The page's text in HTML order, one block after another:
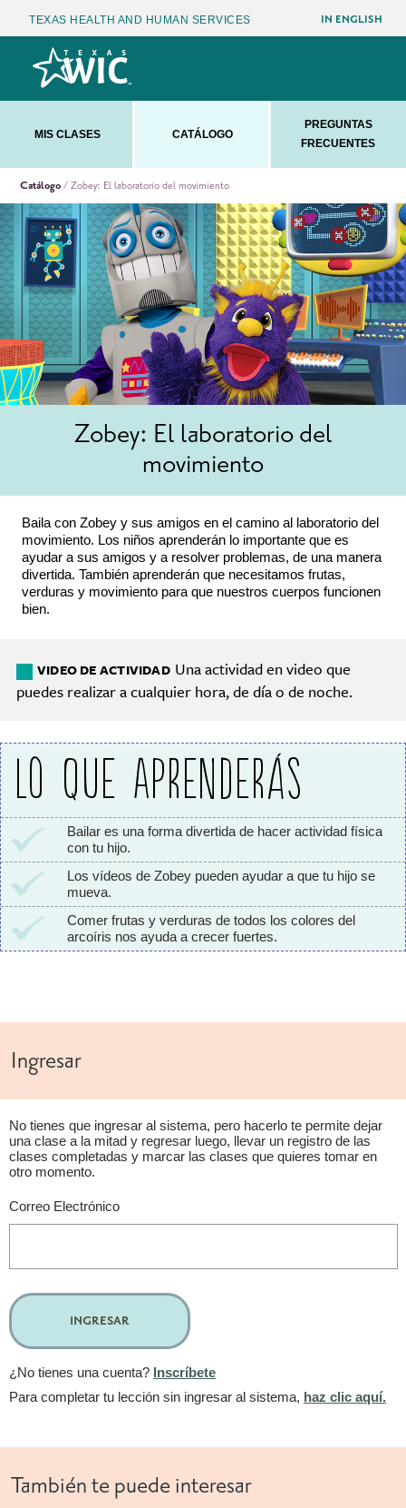
TEXAS HEALTH AND HUMAN SERVICES IN ENGLISH
MIS CLASES CATÁLOGO
PREGUNTAS
FRECUENTES
Catálogo / Zobey: El laboratorio del movimiento
Zobey: El laboratorio del
movimiento
Baila con Zobey y sus amigos en el camino al laboratorio del
movimiento. Los niños aprenderán lo importante que es
ayudar a sus amigos y a resolver problemas, de una manera
divertida. También aprenderán que necesitamos frutas,
verduras y movimiento para que nuestros cuerpos funcionen
bien.
VIDEO DE ACTIVIDAD Una actividad en video que
puedes realizar a cualquier hora, de día o de noche.
LO QUE APRENDERÁS
Bailar es una forma divertida de hacer actividad física
con tu hijo.
Los vídeos de Zobey pueden ayudar a que tu hijo se
mueva.
Comer frutas y verduras de todos los colores del
arcoíris nos ayuda a crecer fuertes.
Ingresar
No tienes que ingresar al sistema, pero hacerlo te permite dejar
una clase a la mitad y regresar luego, llevar un registro de las
clases completadas y marcar las clases que quieres tomar en
otro momento.
Correo Electrónico
INGRESAR
¿No tienes una cuenta? Inscríbete
Para completar tu lección sin ingresar al sistema, haz clic aquí.
También te puede interesar